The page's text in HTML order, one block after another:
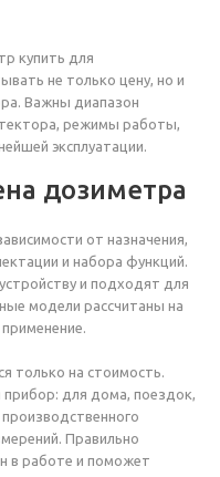
купить для
не только цену, но и
Важны диапазон
режимы работы,
эксплуатации.
дозиметра
от назначения,
и набора функций.
и подходят для
модели рассчитаны на
только на стоимость.
для дома, поездок,
Правильно
в работе и поможет